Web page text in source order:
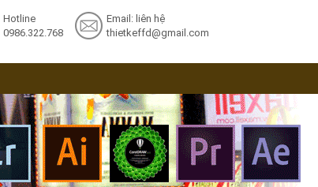
Email: liên hệ
thietkeffd@gmail.com
Hotline
0986.322.768